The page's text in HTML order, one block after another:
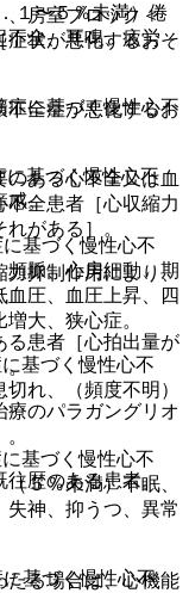
房室ブロック＜
症状が悪化するおそ
全症が悪化するお
ある心不全又は血
全患者［心収縮力
がある］。
抑制作用により、
患者［心拍出量が
。
のパラガングリオ
歴のある患者。
る場合は、心機能
１〜５％未満）倦
不全、耳鳴、疲労
に基づく慢性心不
基づく慢性心不
感。
基づく慢性心不
脈、心房細動、期
圧、血圧上昇、四
大、狭心症。
基づく慢性心不
れ、（頻度不明）
基づく慢性心不
５％未満）不眠、
神、抑うつ、異常
基づく慢性心不